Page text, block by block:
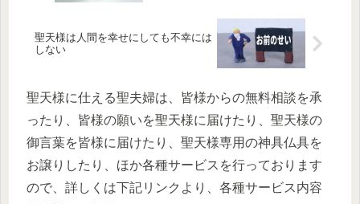
聖天様は人間を幸せにしても不幸には
しない
聖天様に仕える聖夫婦は、皆様からの無料相談を承
ったり、皆様の願いを聖天様に届けたり、聖天様の
御言葉を皆様に届けたり、聖天様専用の神具仏具を
お譲りしたり、ほか各種サービスを行っております
ので、詳しくは下記リンクより、各種サービス内容